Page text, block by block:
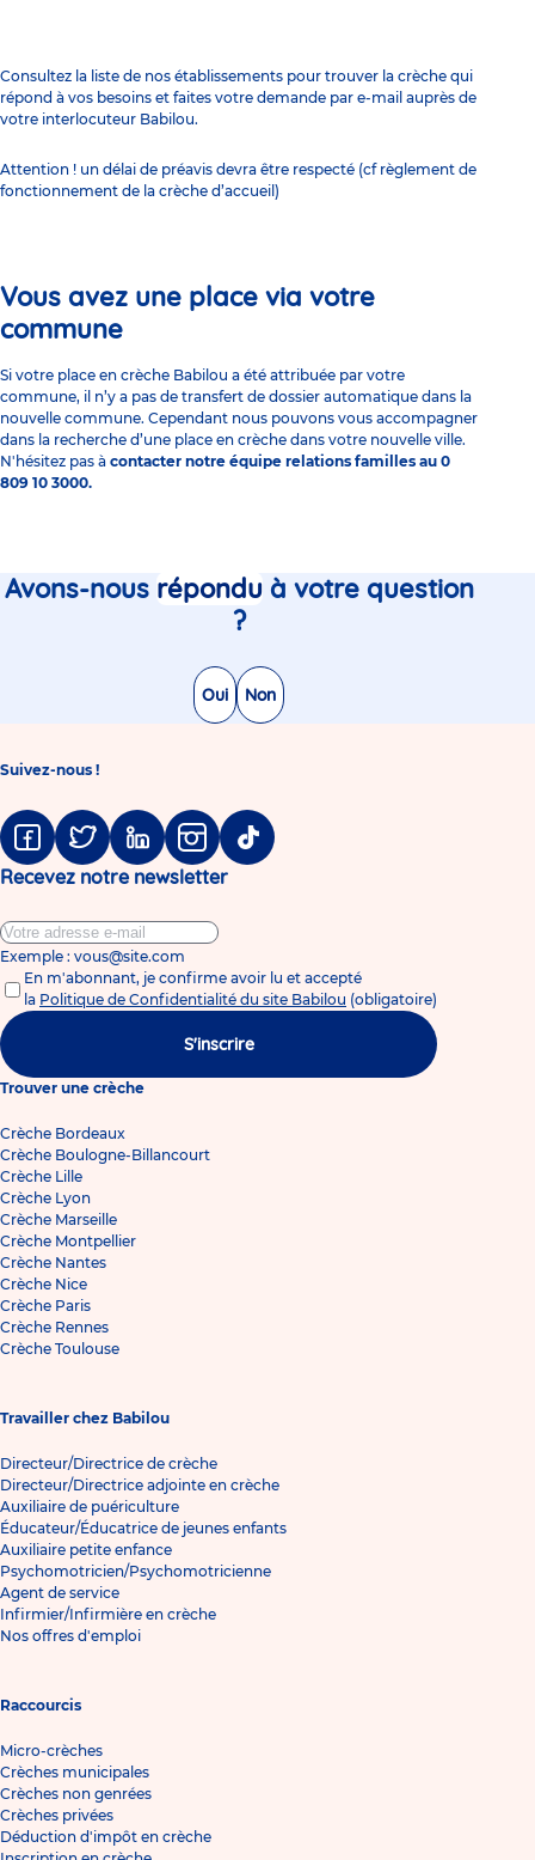
Consultez la liste de nos établissements pour trouver la crèche qui
répond à vos besoins et faites votre demande par e-mail auprès de
votre interlocuteur Babilou.
Attention ! un délai de préavis devra être respecté (cf règlement de
fonctionnement de la crèche d’accueil)
Vous avez une place via votre
commune
Si votre place en crèche Babilou a été attribuée par votre
commune, il n’y a pas de transfert de dossier automatique dans la
nouvelle commune. Cependant nous pouvons vous accompagner
dans la recherche d’une place en crèche dans votre nouvelle ville.
N'hésitez pas à contacter notre équipe relations familles au 0
809 10 3000.
Avons-nous réponduà votre question
?
Non
Oui
Suivez-nous !
Facebook
TwitterLinkedinInstagram
Tiktok
Recevez notre newsletter
Exemple : vous@site.com
En m'abonnant, je confirme avoir lu et accepté
la Politique de Confidentialité du site Babilou (obligatoire)
S'inscrire
Trouver une crèche
Crèche Bordeaux
Crèche Boulogne-Billancourt
Crèche Lille
Crèche Lyon
Crèche Marseille
Crèche Montpellier
Crèche Nantes
Crèche Nice
Crèche Paris
Crèche Rennes
Crèche Toulouse
Travailler chez Babilou
Directeur/Directrice de crèche
Directeur/Directrice adjointe en crèche
Auxiliaire de puériculture
Éducateur/Éducatrice de jeunes enfants
Auxiliaire petite enfance
Psychomotricien/Psychomotricienne
Agent de service
Infirmier/Infirmière en crèche
Nos offres d'emploi
Raccourcis
Micro-crèches
Crèches municipales
Crèches non genrées
Crèches privées
Déduction d'impôt en crèche